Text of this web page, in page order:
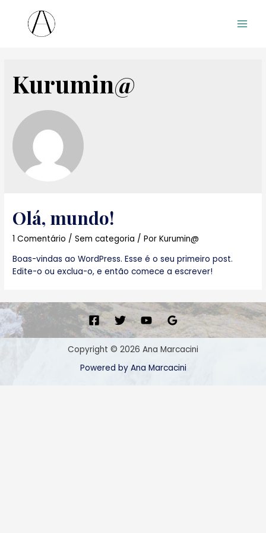
Kurumin@
Olá, mundo!
1 Comentário /Sem categoria / PorKurumin@
Boas-vindas ao WordPress. Esse é o seu primeiro post.
Edite-o ou exclua-o, e então comece a escrever!
Copyright © 2026 Ana Marcacini
Powered by Ana Marcacini